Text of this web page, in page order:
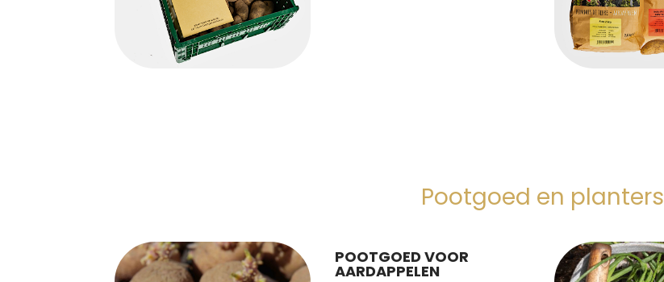
Pootgoed en planters
POOTGOED VOOR
AARDAPPELEN